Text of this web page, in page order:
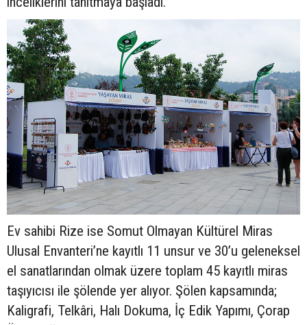
Ev sahibi Rize ise Somut Olmayan Kültürel Miras
Ulusal Envanteri’ne kayıtlı 11 unsur ve 30’u geleneksel
el sanatlarından olmak üzere toplam 45 kayıtlı miras
taşıyıcısı ile şölende yer alıyor. Şölen kapsamında;
Kaligrafi, Telkâri, Halı Dokuma, İç Edik Yapımı, Çorap